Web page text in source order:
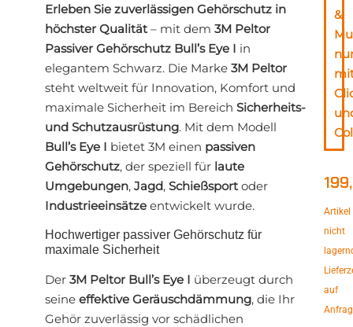
Erleben Sie zuverlässigen Gehörschutz in
höchster Qualität– mit dem 3M Peltor
Passiver Gehörschutz Bull’s Eye I in
elegantem Schwarz. Die Marke 3M Peltor
steht weltweit für Innovation, Komfort und
maximale Sicherheit im Bereich Sicherheits-
und Schutzausrüstung. Mit dem Modell
Bull’s Eye I bietet 3M einen passiven
Gehörschutz, der speziell für laute
Umgebungen, Jagd, Schießsportoder
Industrieeinsätzeentwickelt wurde.
Hochwertiger passiver Gehörschutz für
maximale Sicherheit
Der 3M Peltor Bull’s Eye I überzeugt durch
seine effektive Geräuschdämmung, die Ihr
Gehör zuverlässig vor schädlichen
&
Artikel
nicht
auf